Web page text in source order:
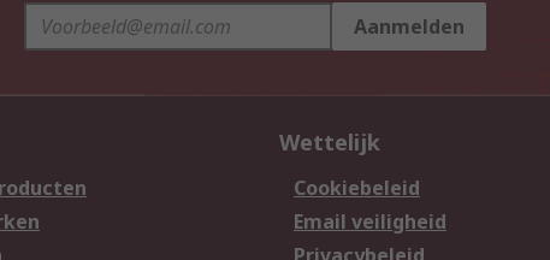
Aanmelden
Wettelijk
Cookiebeleid
Email veiligheid